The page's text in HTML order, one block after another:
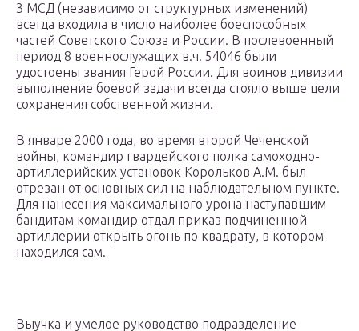
3 МСД (независимо от структурных изменений)
всегда входила в число наиболее боеспособных
частей Советского Союза и России. В послевоенный
период 8 военнослужащих в.ч. 54046 были
удостоены звания Герой России. Для воинов дивизии
выполнение боевой задачи всегда стояло выше цели
сохранения собственной жизни.
В январе 2000 года, во время второй Чеченской
войны, командир гвардейского полка самоходно-
артиллерийских установок Корольков А.М. был
отрезан от основных сил на наблюдательном пункте.
Для нанесения максимального урона наступавшим
бандитам командир отдал приказ подчиненной
артиллерии открыть огонь по квадрату, в котором
находился сам.
Выучка и умелое руководство подразделение